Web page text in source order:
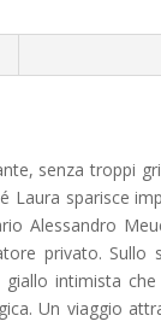
dI
n
st
senza troppi
Laura sparisce
Alessandro
privato. Sullo
giallo intimista
Un viaggio